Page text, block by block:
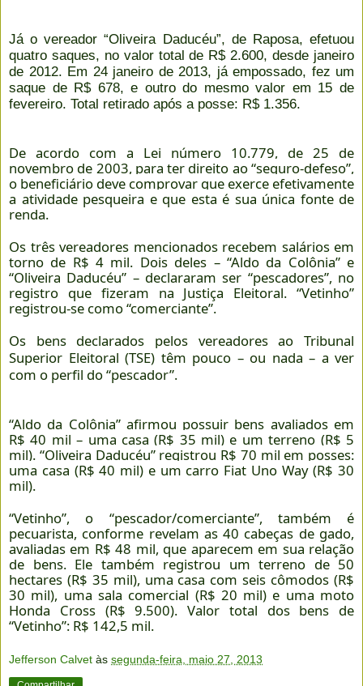
Já o vereador “Oliveira Daducéu”, de Raposa, efetuou
quatro saques, no valor total de R$ 2.600, desde janeiro
de 2012. Em 24 janeiro de 2013, já empossado, fez um
saque de R$ 678, e outro do mesmo valor em 15 de
fevereiro. Total retirado após a posse: R$ 1.356.
De acordo com a Lei número 10.779, de 25 de
novembro de 2003, para ter direito ao “seguro-defeso”,
o beneficiário deve comprovar que exerce efetivamente
a atividade pesqueira e que esta é sua única fonte de
renda.
Os três vereadores mencionados recebem salários em
torno de R$ 4 mil. Dois deles – “Aldo da Colônia” e
“Oliveira Daducéu” – declararam ser “pescadores”, no
registro que fizeram na Justiça Eleitoral. “Vetinho”
registrou-se como “comerciante”.
Os bens declarados pelos vereadores ao Tribunal
Superior Eleitoral (TSE) têm pouco – ou nada – a ver
com o perfil do “pescador”.
“Aldo da Colônia” afirmou possuir bens avaliados em
R$ 40 mil – uma casa (R$ 35 mil) e um terreno (R$ 5
mil). “Oliveira Daducéu” registrou R$ 70 mil em posses:
uma casa (R$ 40 mil) e um carro Fiat Uno Way (R$ 30
mil).
“Vetinho”, o “pescador/comerciante”, também é
pecuarista, conforme revelam as 40 cabeças de gado,
avaliadas em R$ 48 mil, que aparecem em sua relação
de bens. Ele também registrou um terreno de 50
hectares (R$ 35 mil), uma casa com seis cômodos (R$
30 mil), uma sala comercial (R$ 20 mil) e uma moto
Honda Cross (R$ 9.500). Valor total dos bens de
“Vetinho”: R$ 142,5 mil.
Jefferson Calvet às segunda-feira, maio 27, 2013